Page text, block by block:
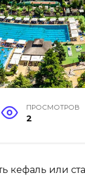
ПРОСМОТРОВ
2
кефаль или